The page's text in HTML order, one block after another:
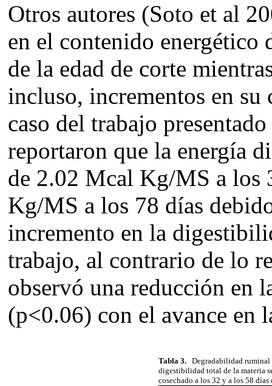
Otros autores (Soto et al
en el contenido energético
de la edad de corte
incluso, incrementos en su
caso del trabajo
reportaron que la energía
de 2.02 Mcal Kg/MS a los
Kg/MS a los 78 días
incremento en la
trabajo, al contrario de lo
observó una reducción en
(p<0.06) con el avance en
Tabla 3.Degradabilidad ruminal
digestibilidad total de la materia
cosechado a los 32 y a los 58 días